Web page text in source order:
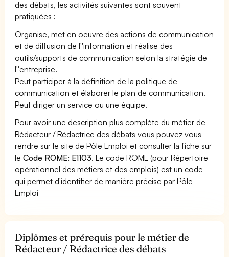
des débats, les activités suivantes sont souvent
pratiquées :
Organise, met en oeuvre des actions de communication
et de diffusion de l''information et réalise des
outils/supports de communication selon la stratégie de
l''entreprise.
Peut participer à la définition de la politique de
communication et élaborer le plan de communication.
Peut diriger un service ou une équipe.
Pour avoir une description plus complète du métier de
Rédacteur / Rédactrice des débats vous pouvez vous
rendre sur le site de Pôle Emploi et consulter la fiche sur
leCode ROME: E1103. Le code ROME (pour Répertoire
opérationnel des métiers et des emplois) est un code
qui permet d'identifier de manière précise par Pôle
Emploi
Diplômes et prérequis pour le métier de
Rédacteur / Rédactrice des débats